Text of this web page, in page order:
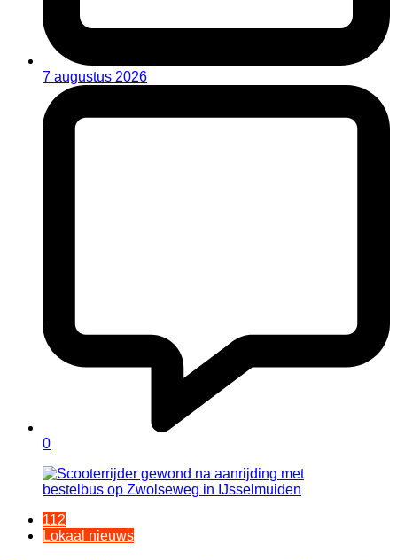
7 augustus 2026
0
112
Lokaal nieuws